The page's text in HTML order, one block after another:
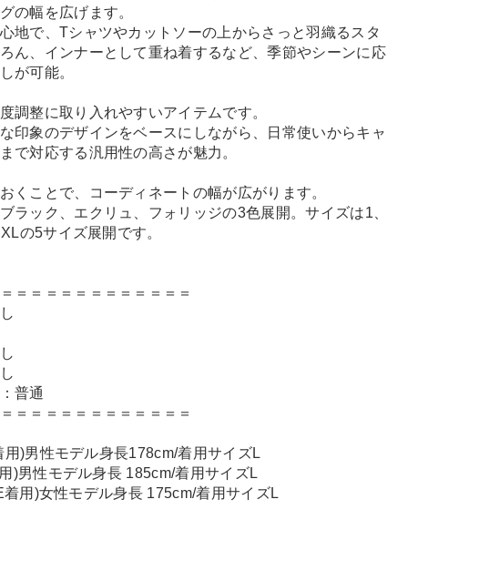
の幅を広げます。
地で、Tシャツやカットソーの上からさっと羽織るスタ
ん、インナーとして重ね着するなど、季節やシーンに応
が可能。
調整に取り入れやすいアイテムです。
印象のデザインをベースにしながら、日常使いからキャ
で対応する汎用性の高さが魅力。
くことで、コーディネートの幅が広がります。
ラック、エクリュ、フォリッジの3色展開。サイズは1、
の5サイズ展開です。
＝＝＝＝＝＝＝＝＝＝＝＝
普通
＝＝＝＝＝＝＝＝＝＝＝＝
)男性モデル身長178cm/着用サイズL
)男性モデル身長 185cm/着用サイズL
用)女性モデル身長 175cm/着用サイズL